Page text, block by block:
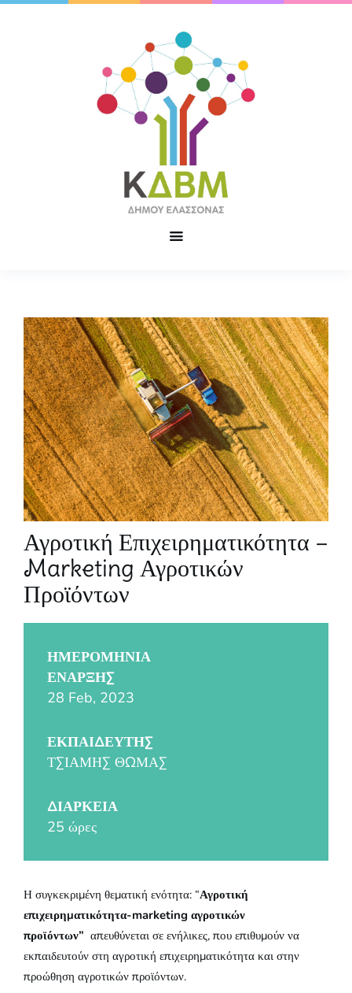
Αγροτική Επιχειρηματικότητα –
Marketing Αγροτικών
Προϊόντων
ΗΜΕΡΟΜΗΝΊΑ
ΈΝΑΡΞΗΣ
28 Feb, 2023
ΕΚΠΑΙΔΕΥΤΗΣ
ΤΣΙΑΜΗΣ ΘΩΜΑΣ
ΔΙΆΡΚΕΙΑ
25 ώρες
Η συγκεκριμένη θεματική ενότητα: “Αγροτική
επιχειρηματικότητα-marketing αγροτικών
προϊόντων” απευθύνεται σε ενήλικες, που επιθυμούν να
εκπαιδευτούν στη αγροτική επιχειρηματικότητα και στην
προώθηση αγροτικών προϊόντων.